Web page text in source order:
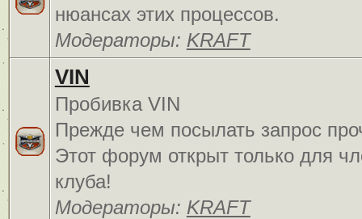
нюансах этих процессов.
Модераторы: KRAFT
VIN
Пробивка VIN
Прежде чем посылать запрос
Этот форум открыт только для
клуба!
Модераторы: KRAFT